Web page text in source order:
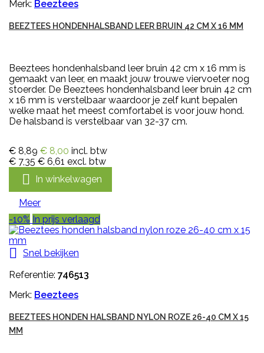
Merk: Beeztees
BEEZTEES HONDENHALSBAND LEER BRUIN 42 CM X 16 MM
Beeztees hondenhalsband leer bruin 42 cm x 16 mm is
gemaakt van leer, en maakt jouw trouwe viervoeter nog
stoerder. De Beeztees hondenhalsband leer bruin 42 cm
x 16 mm is verstelbaar waardoor je zelf kunt bepalen
welke maat het meest comfortabel is voor jouw hond.
De halsband is verstelbaar van 32-37 cm.
€ 8,89 € 8,00 incl. btw
€ 7,35 € 6,61 excl. btw
 In winkelwagen
Meer
-10% In prijs verlaagd

Snel bekijken
Referentie: 746513
Merk: Beeztees
BEEZTEES HONDEN HALSBAND NYLON ROZE 26-40 CM X 15
MM